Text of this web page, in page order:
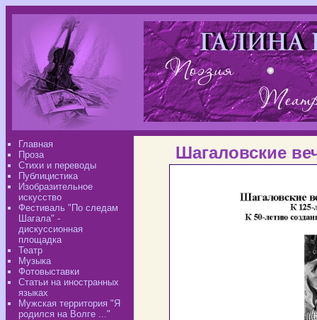
Главная
Проза
Стихи и переводы
Публицистика
Изобразительное
искусство
Фестиваль "По следам
Шагала" -
дискуссионная
площадка
Театр
Музыка
Фотовыставки
Статьи на иностранных
языках
Мужская территория "Я
родился на Волге ..."
Шагаловские